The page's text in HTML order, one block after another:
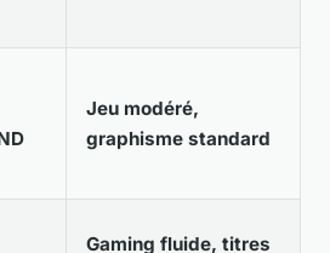
Jeu modéré,
graphisme standard
Gaming fluide, titres